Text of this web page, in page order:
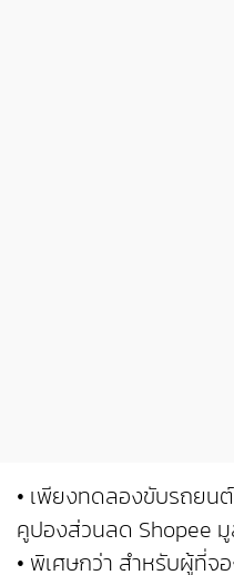
• เพียงทดลองขับรถยน
คูปองส่วนลด Shopee
• พิเศษกว่า สำหรับผู้ที่จ